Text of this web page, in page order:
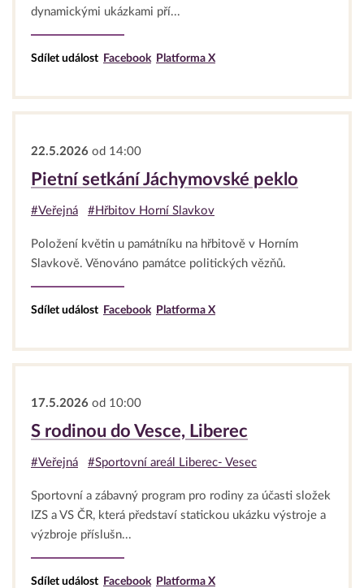
dynamickými ukázkami pří...
Sdílet událost Facebook Platforma X
22.5.2026 od 14:00
Pietní setkání Jáchymovské peklo
#Veřejná #Hřbitov Horní Slavkov
Položení květin u památníku na hřbitově v Horním
Slavkově. Věnováno památce politických vězňů.
Sdílet událost Facebook Platforma X
17.5.2026 od 10:00
S rodinou do Vesce, Liberec
#Veřejná #Sportovní areál Liberec- Vesec
Sportovní a zábavný program pro rodiny za účasti složek
IZS a VS ČR, která představí statickou ukázku výstroje a
výzbroje příslušn...
Sdílet událost Facebook Platforma X